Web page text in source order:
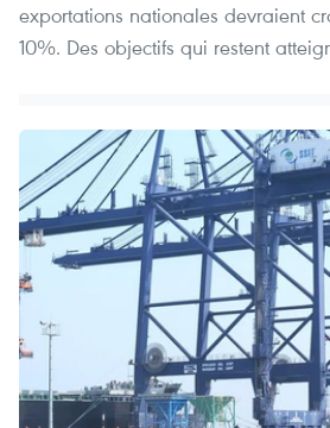
exportations nationales devraient
10%. Des objectifs qui restent